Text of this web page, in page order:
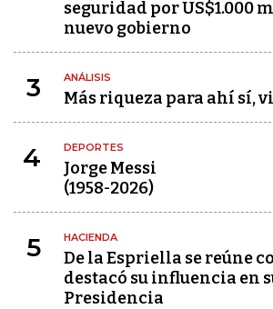
seguridad por US$1.000
nuevo gobierno
3 ANÁLISIS
Más riqueza para ahí sí,
4 DEPORTES
Jorge Messi
(1958-2026)
5 HACIENDA
De la Espriella se reúne
destacó su influencia en
Presidencia